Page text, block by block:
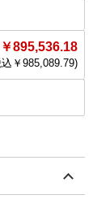
￥895,536.18
￥ 985,089.79)